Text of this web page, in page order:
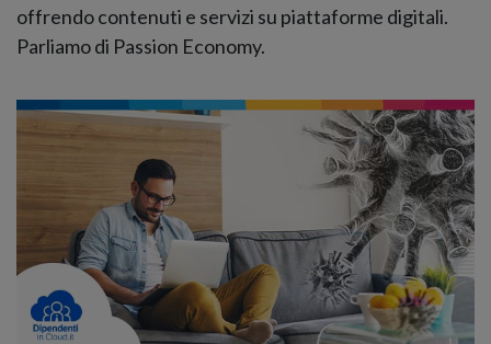
offrendo contenuti e servizi su piattaforme digitali.
Parliamo di Passion Economy.